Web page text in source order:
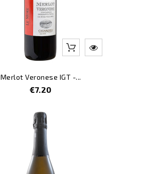
Merlot Veronese IGT -...
Price
€7.20